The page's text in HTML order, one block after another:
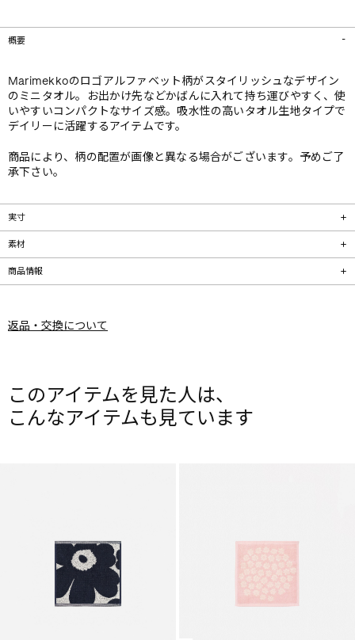
概要
Marimekkoのロゴアルファベット柄がスタイリッシュなデザイン
のミニタオル。お出かけ先などかばんに入れて持ち運びやすく、使
いやすいコンパクトなサイズ感。吸水性の高いタオル生地タイプで
デイリーに活躍するアイテムです。
商品により、柄の配置が画像と異なる場合がございます。予めご了
承下さい。
実寸
素材
商品情報
返品・交換について
このアイテムを見た人は、
こんなアイテムも見ています